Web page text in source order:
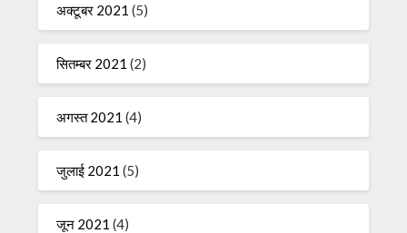
अक्टूबर 2021 (5)
सितम्बर 2021 (2)
अगस्त 2021 (4)
जुलाई 2021 (5)
जून 2021 (4)